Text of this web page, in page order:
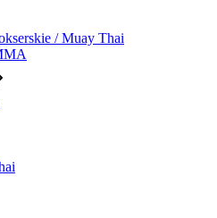
/ Muay Thai